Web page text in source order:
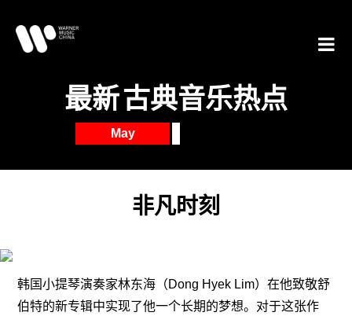
最新古典音乐热点
May
非凡时刻
韩国小提琴演奏家林东海（Dong Hyek Lim）在他致敬舒
伯特的新专辑中实现了他一个长期的梦想。对于这张作